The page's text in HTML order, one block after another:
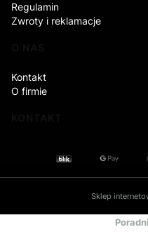
Regulamin
Zwroty i reklamacje
Kontakt
O firmie
Sklep